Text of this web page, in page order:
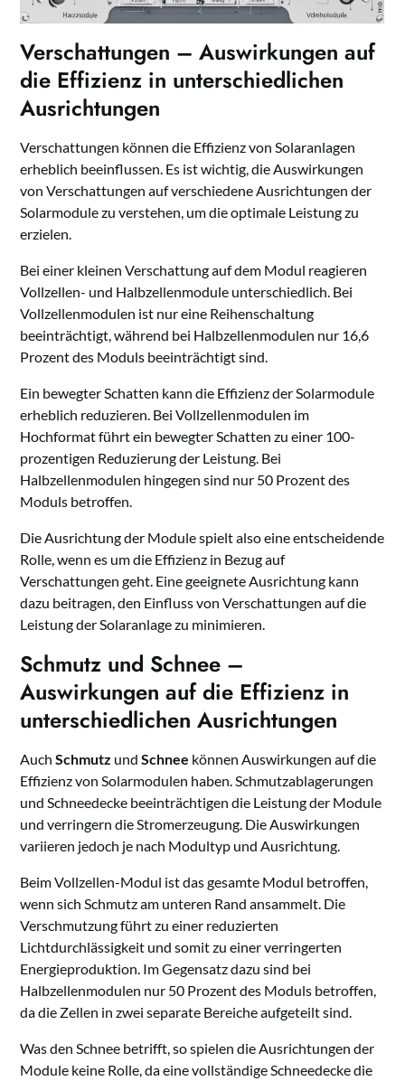
Verschattungen – Auswirkungen auf
die Effizienz in unterschiedlichen
Ausrichtungen
Verschattungen können die Effizienz von Solaranlagen
erheblich beeinflussen. Es ist wichtig, die Auswirkungen
von Verschattungen auf verschiedene Ausrichtungen der
Solarmodule zu verstehen, um die optimale Leistung zu
erzielen.
Bei einer kleinen Verschattung auf dem Modul reagieren
Vollzellen- und Halbzellenmodule unterschiedlich. Bei
Vollzellenmodulen ist nur eine Reihenschaltung
beeinträchtigt, während bei Halbzellenmodulen nur 16,6
Prozent des Moduls beeinträchtigt sind.
Ein bewegter Schatten kann die Effizienz der Solarmodule
erheblich reduzieren. Bei Vollzellenmodulen im
Hochformat führt ein bewegter Schatten zu einer 100-
prozentigen Reduzierung der Leistung. Bei
Halbzellenmodulen hingegen sind nur 50 Prozent des
Moduls betroffen.
Die Ausrichtung der Module spielt also eine entscheidende
Rolle, wenn es um die Effizienz in Bezug auf
Verschattungen geht. Eine geeignete Ausrichtung kann
dazu beitragen, den Einfluss von Verschattungen auf die
Leistung der Solaranlage zu minimieren.
Schmutz und Schnee –
Auswirkungen auf die Effizienz in
unterschiedlichen Ausrichtungen
AuchSchmutz undSchnee können Auswirkungen auf die
Effizienz von Solarmodulen haben. Schmutzablagerungen
und Schneedecke beeinträchtigen die Leistung der Module
und verringern die Stromerzeugung. Die Auswirkungen
variieren jedoch je nach Modultyp und Ausrichtung.
Beim Vollzellen-Modul ist das gesamte Modul betroffen,
wenn sich Schmutz am unteren Rand ansammelt. Die
Verschmutzung führt zu einer reduzierten
Lichtdurchlässigkeit und somit zu einer verringerten
Energieproduktion. Im Gegensatz dazu sind bei
Halbzellenmodulen nur 50 Prozent des Moduls betroffen,
da die Zellen in zwei separate Bereiche aufgeteilt sind.
Was den Schnee betrifft, so spielen die Ausrichtungen der
Module keine Rolle, da eine vollständige Schneedecke die